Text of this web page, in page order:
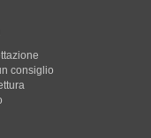
consiglio